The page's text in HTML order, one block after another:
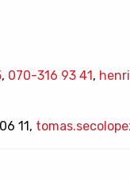
, 070-316 93 41 ,
11,